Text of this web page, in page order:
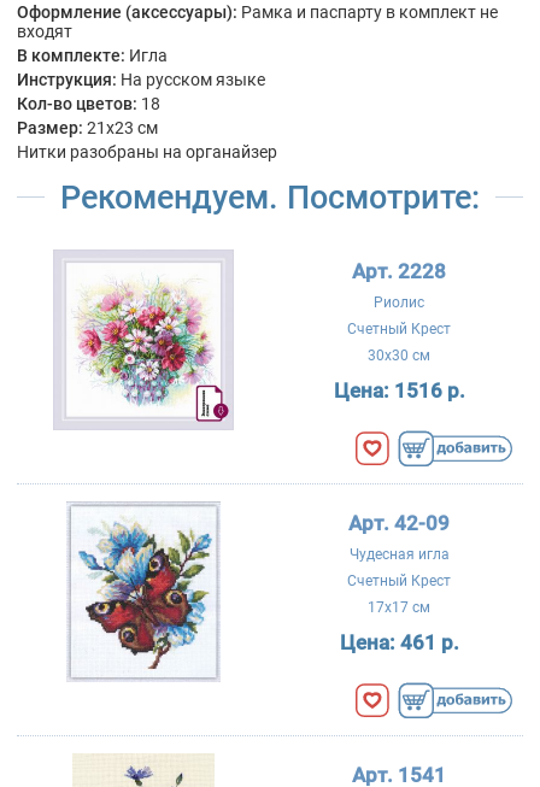
Оформление (аксессуары): Рамка и паспарту в комплект не
входят
В комплекте: Игла
Инструкция: На русском языке
Кол-во цветов: 18
Размер: 21x23 см
Нитки разобраны на органайзер
Рекомендуем. Посмотрите:
Арт. 2228
Риолис
Счетный Крест
30x30 см
Цена: 1516 р.
Арт. 42-09
Чудесная игла
Счетный Крест
17x17 см
Цена: 461 р.
Арт. 1541